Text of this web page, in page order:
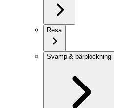
Resa
Svamp & bärplockning